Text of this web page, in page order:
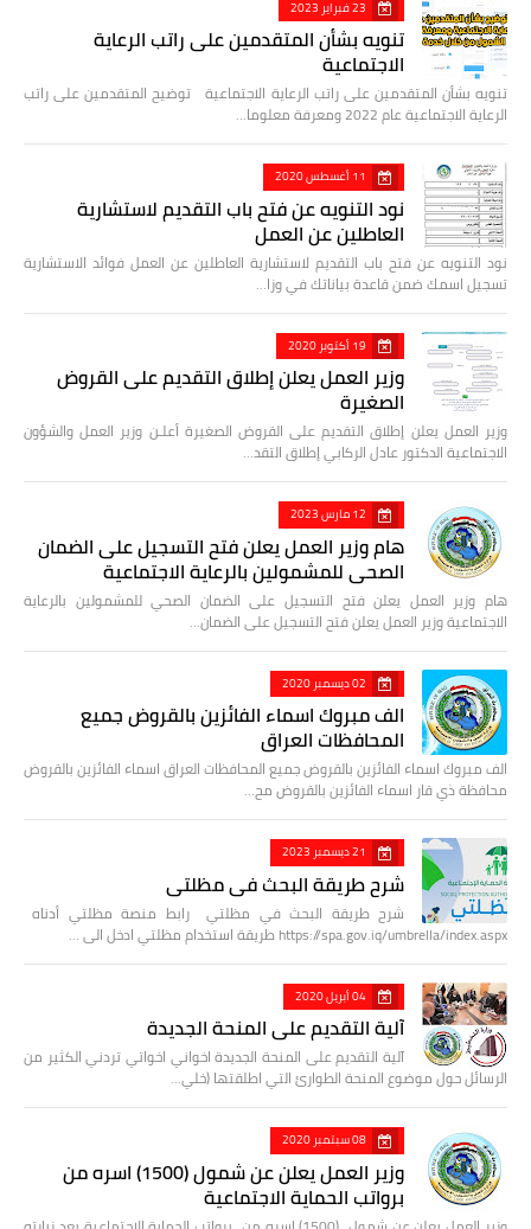
23 فبراير 2023
تنويه بشأن المتقدمين على راتب الرعاية
الاجتماعية
تنويه بشأن المتقدمين على راتب الرعاية الاجتماعية توضيح المتقدمين على راتب
الرعاية الاجتماعية عام 2022 ومعرفة معلوما…
11 أغسطس 2020
نود التنويه عن فتح باب التقديم لاستشارية
العاطلين عن العمل
نود التنويه عن فتح باب التقديم لاستشارية العاطلين عن العمل فوائد الاستشارية
تسجيل اسمك ضمن قاعدة بياناتك في وزا…
19 أكتوبر 2020
وزير العمل يعلن إطلاق التقديم على القروض
الصغيرة
وزير العمل يعلن إطلاق التقديم على القروض الصغيرة أعلـن وزير العمل والشؤون
الاجتماعية الدكتور عادل الركابي إطلاق التقد…
12 مارس 2023
هام وزير العمل يعلن فتح التسجيل على الضمان
الصحي للمشمولين بالرعاية الاجتماعية
هام وزير العمل يعلن فتح التسجيل على الضمان الصحي للمشمولين بالرعاية
الاجتماعية وزير العمل يعلن فتح التسجيل على الضمان…
02 ديسمبر 2020
الف مبروك اسماء الفائزين بالقروض جميع
المحافظات العراق
الف مبروك اسماء الفائزين بالقروض جميع المحافظات العراق اسماء الفائزين بالقروض
محافظة ذي قار اسماء الفائزين بالقروض مح…
21 ديسمبر 2023
شرح طريقة البحث في مظلتي
شرح طريقة البحث في مظلتي رابط منصة مظلتي أدناه
https://spa.gov.iq/umbrella/index.aspx طريقة استخدام مظلتي ادخل الى …
04 أبريل 2020
آلية التقديم على المنحة الجديدة
آلية التقديم على المنحة الجديدة اخواني اخواتي تردني الكثير من
الرسائل حول موضوع المنحة الطوارئ التي اطلقتها (خلي…
08 سبتمبر 2020
وزير العمل يعلن عن شمول (1500) اسره من
برواتب الحماية الاجتماعية